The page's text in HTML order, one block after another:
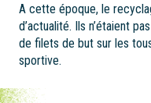
A cette époque, le
d’actualité. Ils n’étaient
de filets de but sur les
sportive.